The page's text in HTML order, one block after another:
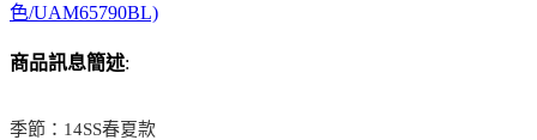
色/UAM65790BL)
商品訊息簡述:
季節：14SS春夏款